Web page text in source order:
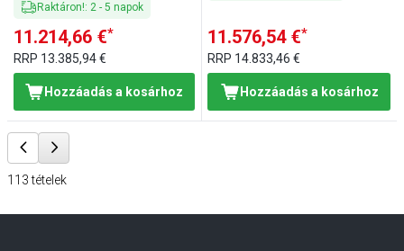
Raktáron!: 2- 5 napok
11.214,66 €*
RRP 13.385,94 €
Hozzáadás a kosárhoz
11.576,54 €*
RRP 14.833,46 €
Hozzáadás a kosárhoz
113 tételek